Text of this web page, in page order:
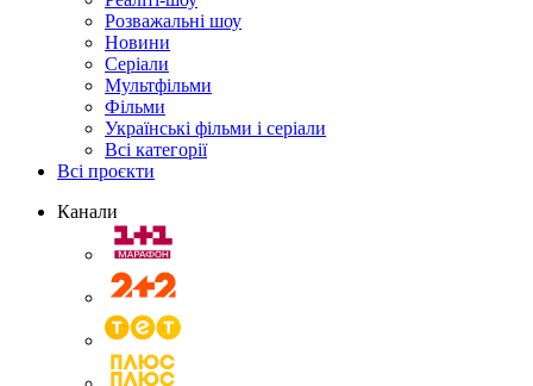
Розважальні шоу
Новини
Серіали
Мультфільми
Фільми
Українські фільми і серіали
Всі категорії
Всі проєкти
Канали